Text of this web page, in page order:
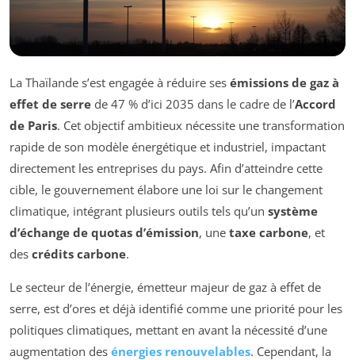
La Thaïlande s’est engagée à réduire ses émissions de gaz à
effet de serre de 47 % d’ici 2035 dans le cadre de l’Accord
de Paris. Cet objectif ambitieux nécessite une transformation
rapide de son modèle énergétique et industriel, impactant
directement les entreprises du pays. Afin d’atteindre cette
cible, le gouvernement élabore une loi sur le changement
climatique, intégrant plusieurs outils tels qu’un système
d’échange de quotas d’émission, une taxe carbone, et
des crédits carbone.
Le secteur de l’énergie, émetteur majeur de gaz à effet de
serre, est d’ores et déjà identifié comme une priorité pour les
politiques climatiques, mettant en avant la nécessité d’une
augmentation des énergies renouvelables. Cependant, la